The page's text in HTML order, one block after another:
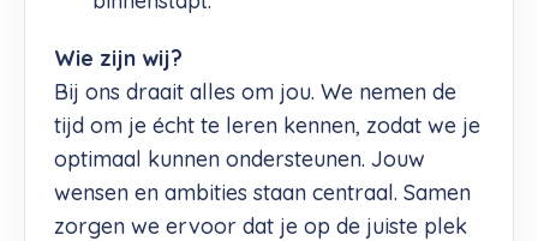
Wie zijn wij?
Bij ons draait alles om jou. We nemen de
tijd om je écht te leren kennen, zodat we je
optimaal kunnen ondersteunen. Jouw
wensen en ambities staan centraal. Samen
zorgen we ervoor dat je op de juiste plek